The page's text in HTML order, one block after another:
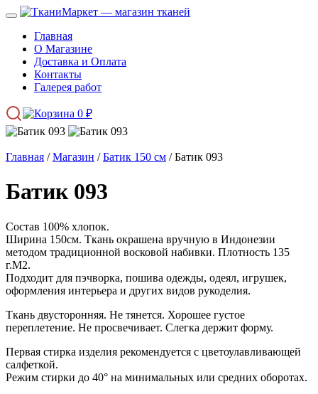
Главная
О Магазине
Доставка и Оплата
Контакты
Галерея работ
0 ₽
Главная /Магазин /Батик 150 см / Батик 093
Батик 093
Состав 100% хлопок.
Ширина 150см. Ткань окрашена вручную в Индонезии
методом традиционной восковой набивки. Плотность 135
г.М2.
Подходит для пэчворка, пошива одежды, одеял, игрушек,
оформления интерьера и других видов рукоделия.
Ткань двусторонняя. Не тянется. Хорошее густое
переплетение. Не просвечивает. Слегка держит форму.
Первая стирка изделия рекомендуется с цветоулавливающей
салфеткой.
Режим стирки до 40° на минимальных или средних оборотах.